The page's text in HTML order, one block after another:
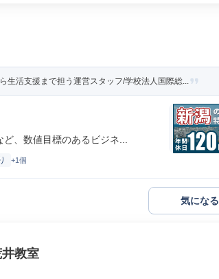
生活支援まで担う運営スタッフ/学校法人国際総...
、数値目標のあるビジネ...
+1個
気になる
教室